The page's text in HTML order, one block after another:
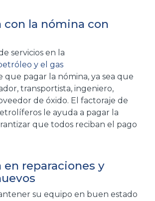
con la nómina con
servicios en la
y el gas
que pagar la nómina, ya sea que
transportista, ingeniero,
de óxido. El factoraje de
le ayuda a pagar la
que todos reciban el pago
en reparaciones y
su equipo en buen estado